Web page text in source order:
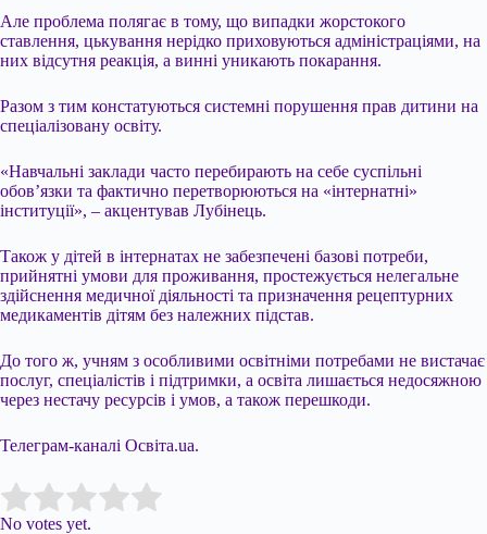
Але проблема полягає в тому, що випадки жорстокого
ставлення, цькування нерідко приховуються адміністраціями, на
них відсутня реакція, а винні уникають покарання.
Разом з тим констатуються системні порушення прав дитини на
спеціалізовану освіту.
«Навчальні заклади часто перебирають на себе суспільні
обов’язки та фактично перетворюються на «інтернатні»
інституції», – акцентував Лубінець.
Також у дітей в інтернатах не забезпечені базові потреби,
прийнятні умови для проживання, простежується нелегальне
здійснення медичної діяльності та призначення рецептурних
медикаментів дітям без належних підстав.
До того ж, учням з особливими освітніми потребами не вистачає
послуг, спеціалістів і підтримки, а освіта лишається недосяжною
через нестачу ресурсів і умов, а також перешкоди.
Телеграм-каналі Освіта.ua.
Rate this item:
No votes yet.